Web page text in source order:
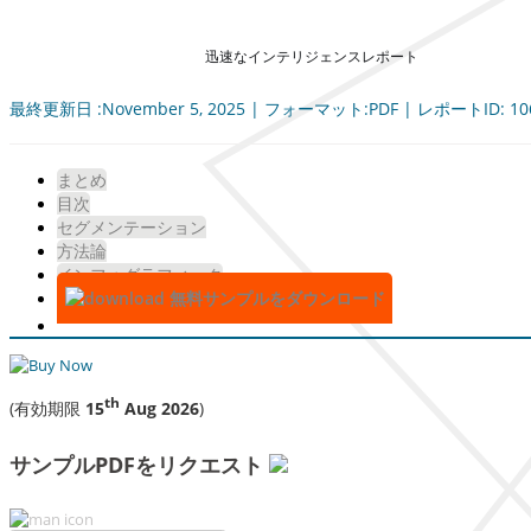
迅速なインテリジェンスレポート
最終更新日 :November 5, 2025 | フォーマット:PDF | レポートID:
まとめ
目次
セグメンテーション
方法論
インフォグラフィック
無料サンプルをダウンロード
(有効期限 15th Aug 2026)
サンプルPDFをリクエスト